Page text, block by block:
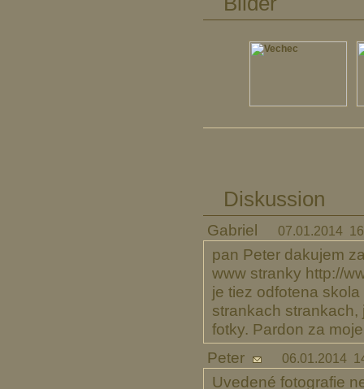
Diskussion
Gabriel 07.01.2014
pan Peter dakujem
www stranky http://
je tiez odfotena
strankach
fotky. Pardon za
Peter
06.01.2014
Uvedené fotografie